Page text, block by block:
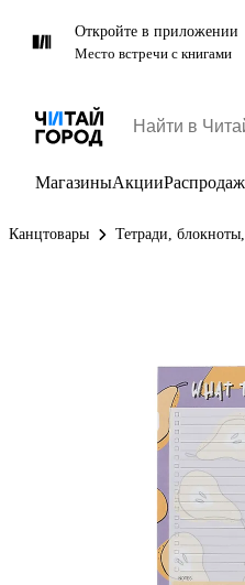
Откройте в приложении
Место встречи с книгами
МагазиныАкции
Канцтовары Тетради,